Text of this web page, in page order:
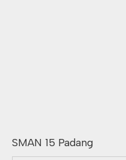
SMAN 15 Padang